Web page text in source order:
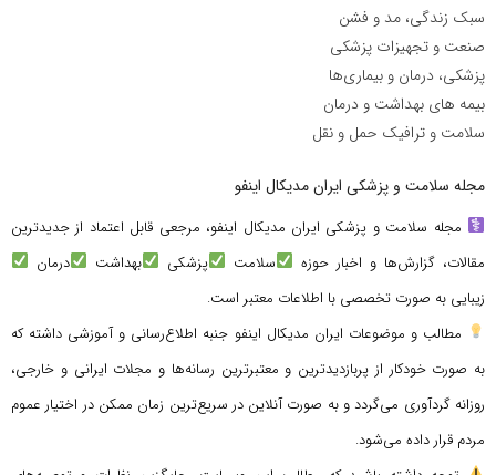
سبک زندگی، مد و فشن
صنعت و تجهیزات پزشکی
پزشکی، درمان و بیماری‌ها
بیمه های بهداشت و درمان
سلامت و ترافیک حمل و نقل
مجله سلامت و پزشکی ایران مدیکال اینفو
مجله سلامت و پزشکی ایران مدیکال اینفو، مرجعی قابل اعتماد از جدیدترین
مقالات، گزارش‌ها و اخبار حوزه
سلامت پزشکی بهداشت
درمان
زیبایی به صورت تخصصی با اطلاعات معتبر است.
مطالب و موضوعات ایران مدیکال اینفو جنبه اطلاع‌رسانی و آموزشی داشته که
به صورت خودکار از پربازدیدترین و معتبرترین رسانه‌ها و مجلات ایرانی و خارجی،
روزانه گردآوری می‌گردد و به صورت آنلاین در سریع‌ترین زمان ممکن در اختیار عموم
مردم قرار داده می‌شود.